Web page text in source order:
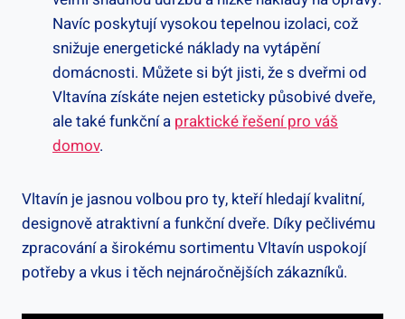
Navíc poskytují vysokou tepelnou izolaci, což
snižuje energetické náklady na vytápění
domácnosti. Můžete si být jisti, že s dveřmi od
Vltavína získáte nejen esteticky působivé dveře,
ale také funkční a praktické řešení pro váš
domov.
Vltavín je jasnou volbou pro ty, kteří hledají kvalitní,
designově atraktivní a funkční dveře. Díky pečlivému
zpracování a širokému sortimentu Vltavín uspokojí
potřeby a vkus i těch nejnáročnějších zákazníků.